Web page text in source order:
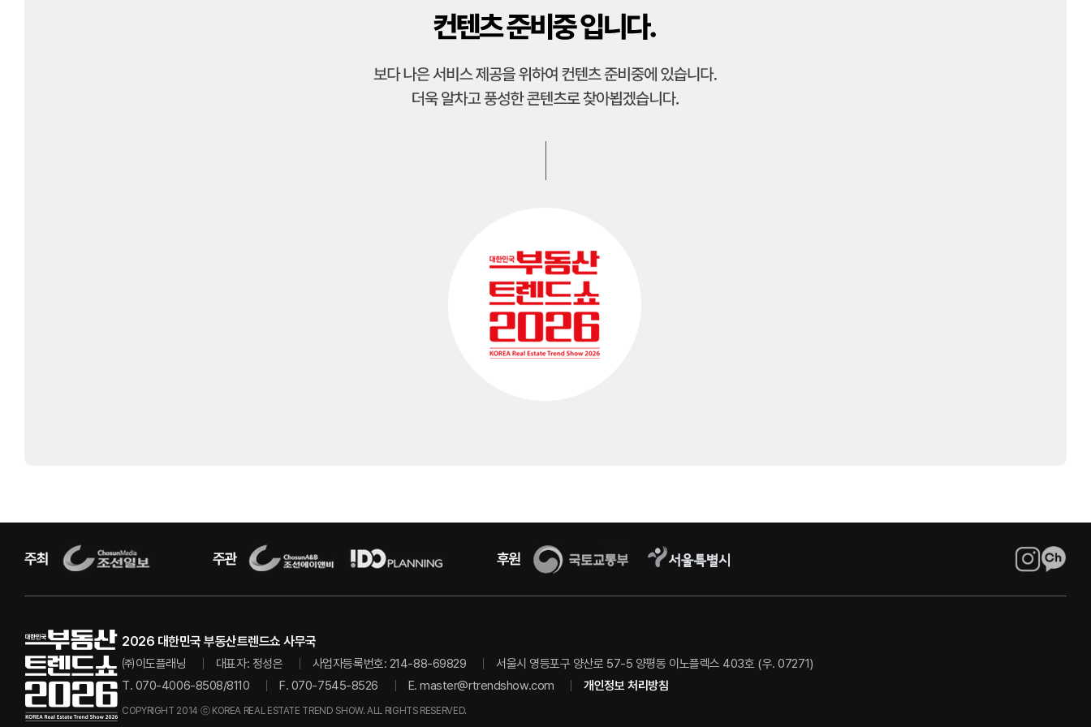
2026 대한민국 부동산트렌드쇼 사무국
㈜이도플래닝 대표자: 정성은 사업자등록번호: 214-88-69829
서울시 영등포구 양산로 57-5 양평동 이노플렉스 403호 (우. 07271)
T. 070-4006-8508/8110
F. 070-7545-8526 E.master@rtrendshow.com 개인정보 처리방침
COPYRIGHT 2014 ⓒ KOREA REAL ESTATE TREND SHOW. ALL RIGHTS RESERVED.